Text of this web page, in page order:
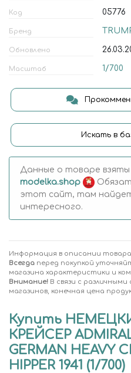
Код 05776
Бренд
Обновлено
Масштаб 1/700
Искать в
Данные о товаре
modelka.shop
этот сайт, там
интересного.
Информация в описании
Всегда перед покупкой
магазина характеристики и
Внимание! В связи с
магазинов, конечная цена
Купить
КРЕЙСЕР ADMIRAL
GERMAN HEAVY
HIPPER 1941 (1/700)